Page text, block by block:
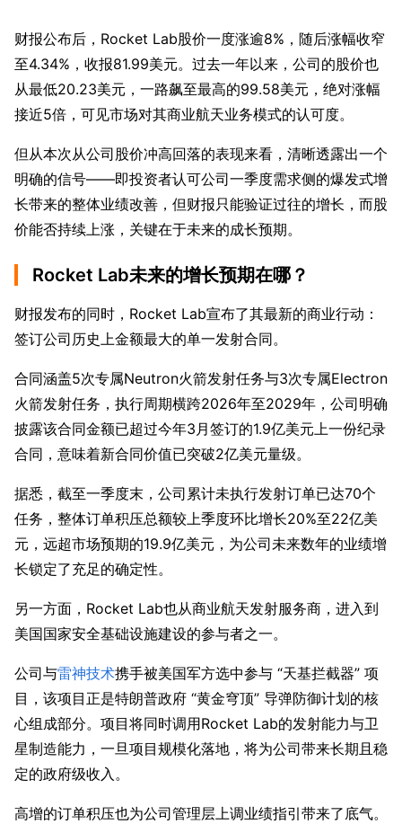
财报公布后，Rocket Lab股价一度涨逾8%，随后涨幅收窄
至4.34%，收报81.99美元。过去一年以来，公司的股价也
从最低20.23美元，一路飙至最高的99.58美元，绝对涨幅
接近5倍，可见市场对其商业航天业务模式的认可度。
但从本次从公司股价冲高回落的表现来看，清晰透露出一个
明确的信号——即投资者认可公司一季度需求侧的爆发式增
长带来的整体业绩改善，但财报只能验证过往的增长，而股
价能否持续上涨，关键在于未来的成长预期。
Rocket Lab未来的增长预期在哪？
财报发布的同时，Rocket Lab宣布了其最新的商业行动：
签订公司历史上金额最大的单一发射合同。
合同涵盖5次专属Neutron火箭发射任务与3次专属Electron
火箭发射任务，执行周期横跨2026年至2029年，公司明确
披露该合同金额已超过今年3月签订的1.9亿美元上一份纪录
合同，意味着新合同价值已突破2亿美元量级。
据悉，截至一季度末，公司累计未执行发射订单已达70个
任务，整体订单积压总额较上季度环比增长20%至22亿美
元，远超市场预期的19.9亿美元，为公司未来数年的业绩增
长锁定了充足的确定性。
另一方面，Rocket Lab也从商业航天发射服务商，进入到
美国国家安全基础设施建设的参与者之一。
公司与雷神技术携手被美国军方选中参与 “天基拦截器” 项
目，该项目正是特朗普政府 “黄金穹顶” 导弹防御计划的核
心组成部分。项目将同时调用Rocket Lab的发射能力与卫
星制造能力，一旦项目规模化落地，将为公司带来长期且稳
定的政府级收入。
高增的订单积压也为公司管理层上调业绩指引带来了底气。